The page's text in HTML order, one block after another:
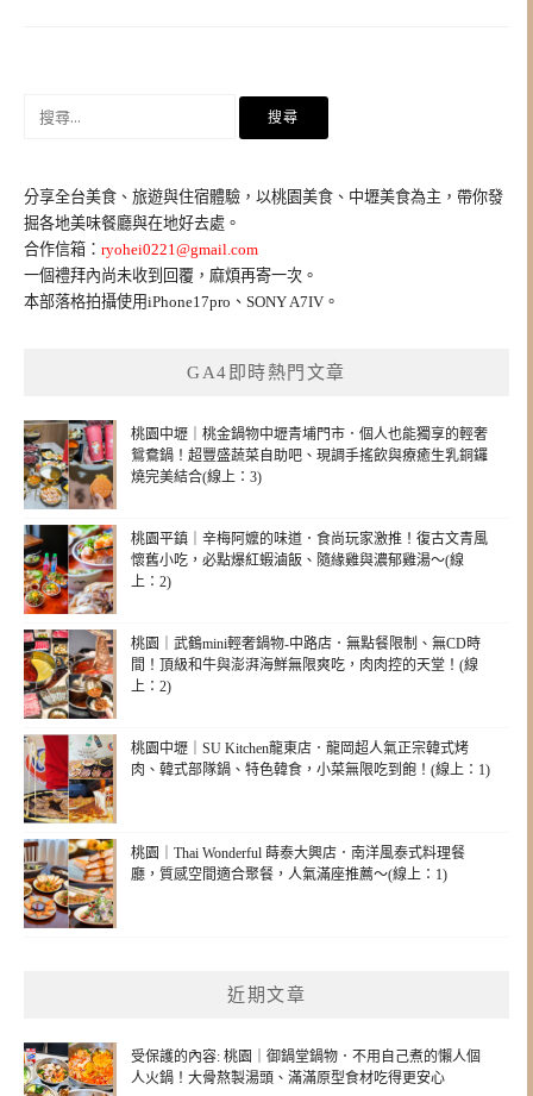
字:
分享全台美食、旅遊與住宿體驗，以桃園美食、中壢美食為主，帶你發
掘各地美味餐廳與在地好去處。
合作信箱： ryohei0221@gmail.com
一個禮拜內尚未收到回覆，麻煩再寄一次。
本部落格拍攝使用iPhone17pro、SONY A7IV。
GA4即時熱門文章
桃園中壢｜桃金鍋物中壢青埔門市．個人也能獨享的輕奢
鴛鴦鍋！超豐盛蔬菜自助吧、現調手搖飲與療癒生乳銅鑼
燒完美結合(線上：3)
桃園平鎮｜辛梅阿嬤的味道．食尚玩家激推！復古文青風
懷舊小吃，必點爆紅蝦滷飯、隨緣雞與濃郁雞湯～(線
上：2)
桃園｜武鶴mini輕奢鍋物-中路店．無點餐限制、無CD時
間！頂級和牛與澎湃海鮮無限爽吃，肉肉控的天堂！(線
上：2)
桃園中壢｜SU Kitchen龍東店．龍岡超人氣正宗韓式烤
肉、韓式部隊鍋、特色韓食，小菜無限吃到飽！(線上：1)
桃園｜Thai Wonderful 蒔泰大興店．南洋風泰式料理餐
廳，質感空間適合聚餐，人氣滿座推薦～(線上：1)
近期文章
受保護的內容: 桃園｜御鍋堂鍋物．不用自己煮的懶人個
人火鍋！大骨熬製湯頭、滿滿原型食材吃得更安心